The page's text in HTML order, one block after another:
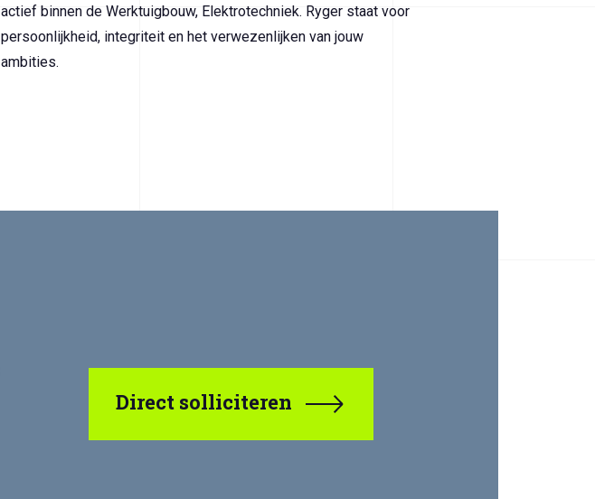
actief binnen de Werktuigbouw, Elektrotechniek. Ryger staat voor
persoonlijkheid, integriteit en het verwezenlijken van jouw
ambities.
Direct solliciteren